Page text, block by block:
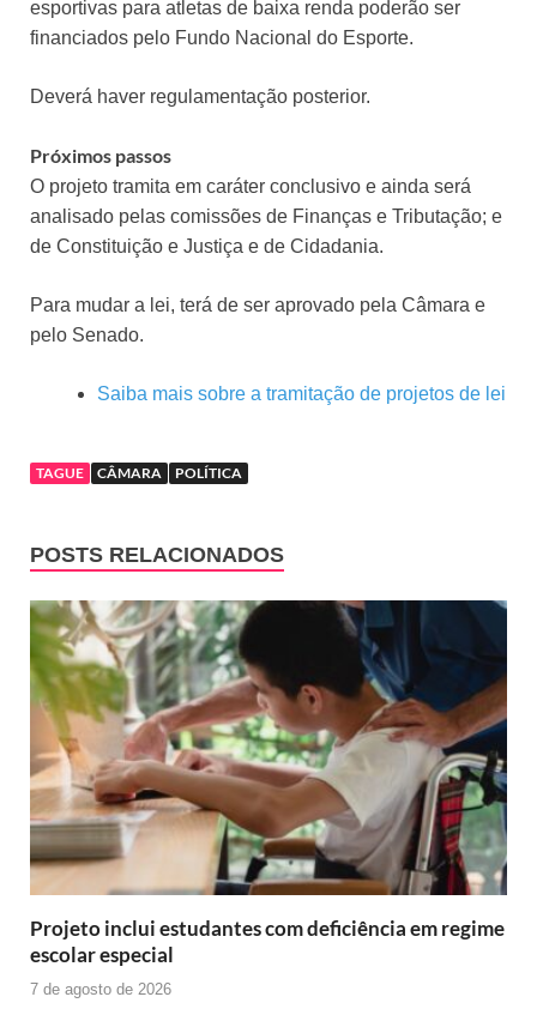
esportivas para atletas de baixa renda poderão ser
financiados pelo Fundo Nacional do Esporte.
Deverá haver regulamentação posterior.
Próximos passos
O projeto tramita em caráter conclusivo e ainda será
analisado pelas comissões de Finanças e Tributação; e
de Constituição e Justiça e de Cidadania.
Para mudar a lei, terá de ser aprovado pela Câmara e
pelo Senado.
Saiba mais sobre a tramitação de projetos de lei
TAGUE CÂMARA POLÍTICA
POSTS RELACIONADOS
Projeto inclui estudantes com deficiência em regime
escolar especial
7 de agosto de 2026